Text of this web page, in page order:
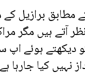
مطابق برازیل
نظر آتے ہیں مگر
دیکھتے ہوئے اپ
نہیں کیا جارہا